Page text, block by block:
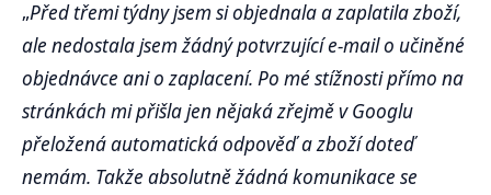
„Před třemi týdny jsem si objednala a zaplatila zboží,
ale nedostala jsem žádný potvrzující e-mail o učiněné
objednávce ani o zaplacení. Po mé stížnosti přímo na
stránkách mi přišla jen nějaká zřejmě v Googlu
přeložená automatická odpověď a zboží doteď
nemám. Takže absolutně žádná komunikace se